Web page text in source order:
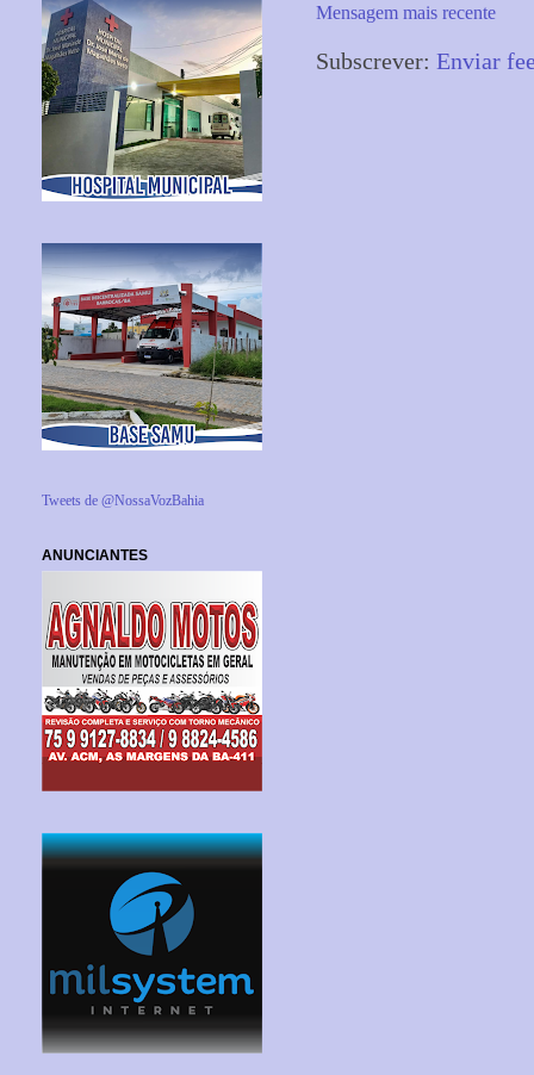
Mensagem mais recente
Subscrever: Enviar
Tweets de @NossaVozBahia
ANUNCIANTES